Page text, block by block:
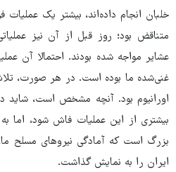
خلبان انجام داده‌اند، بیشتر یک
متناقض بود؛ روز قبل از آن نیز
عشایر مواجه شده بودند. احتمالا آن
غنی‌شده ما بوده است. در هر صورت،
اورانیوم بود. آنچه مشخص است، شاید
بیشتری از این عملیات فاش شود، اما
بزرگ است که آمادگی نیروهای مسلح
ایران را به نمایش گذاشت.